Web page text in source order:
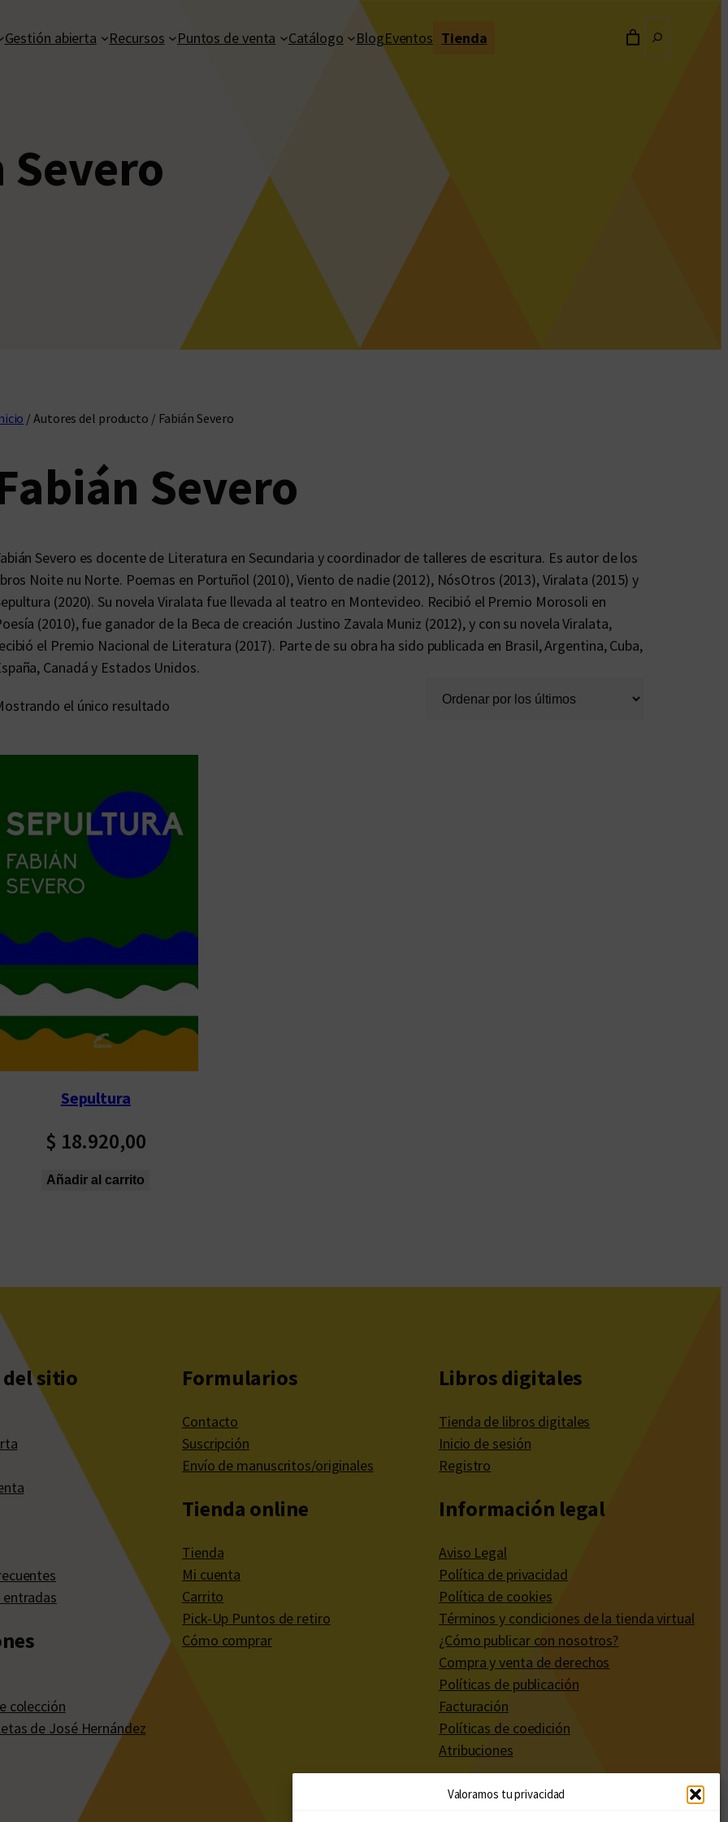
Valoramos tu privacidad
Gestión abierta Recursos Puntos de venta Catálogo BlogEventos Tienda
Severo
/ Autores del producto / Fabián Severo
Severo
Severo es docente de Literatura en Secundaria y coordinador de talleres de escritura. Es autor de los
Noite nu Norte. Poemas en Portuñol (2010), Viento de nadie (2012), NósOtros (2013), Viralata (2015) y
(2020). Su novela Viralata fue llevada al teatro en Montevideo. Recibió el Premio Morosoli en
(2010), fue ganador de la Beca de creación Justino Zavala Muniz (2012), y con su novela Viralata,
el Premio Nacional de Literatura (2017). Parte de su obra ha sido publicada en Brasil, Argentina, Cuba,
Canadá y Estados Unidos.
el único resultado
Sepultura
$ 18.920,00
Añadir al carrito
del sitio
entradas
colección
de José Hernández
Formularios
Contacto
Suscripción
Envío de manuscritos/originales
Tienda online
Tienda
Mi cuenta
Carrito
Pick-Up Puntos de retiro
Cómo comprar
Libros digitales
Tienda de libros digitales
Inicio de sesión
Registro
Información legal
Aviso Legal
Política de privacidad
Política de cookies
Términos y condiciones de la tienda virtual
¿Cómo publicar con nosotros?
Compra y venta de derechos
Políticas de publicación
Facturación
Políticas de coedición
Atribuciones